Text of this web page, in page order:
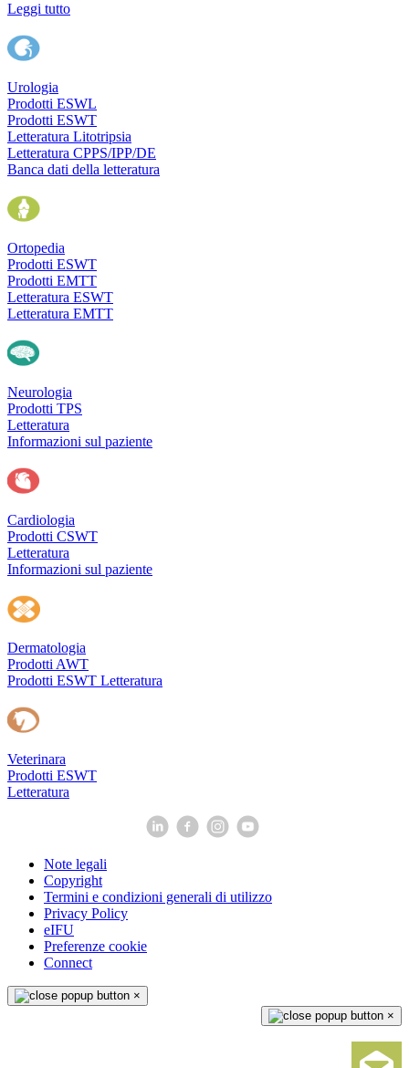
Leggi tutto
Urologia
Prodotti ESWL
Prodotti ESWT
Letteratura Litotripsia
Letteratura CPPS/IPP/DE
Banca dati della letteratura
Ortopedia
Prodotti ESWT
Prodotti EMTT
Letteratura ESWT
Letteratura EMTT
Neurologia
Prodotti TPS
Letteratura
Informazioni sul paziente
Cardiologia
Prodotti CSWT
Letteratura
Informazioni sul paziente
Dermatologia
Prodotti AWT
Prodotti ESWT Letteratura
Veterinara
Prodotti ESWT
Letteratura
Note legali
Copyright
Termini e condizioni generali di utilizzo
Privacy Policy
eIFU
Preferenze cookie
Connect
×
×